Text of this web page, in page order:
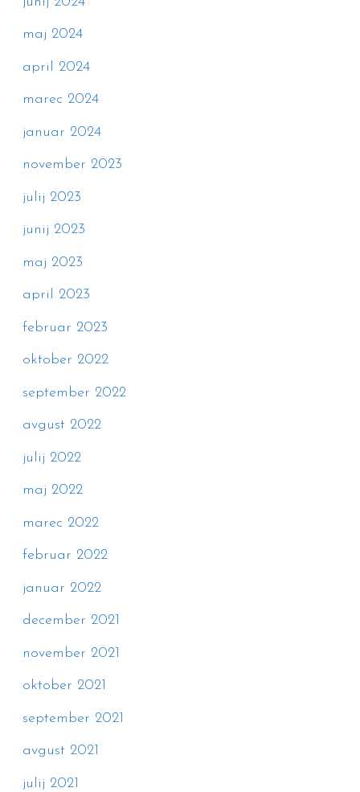
maj 2024
april 2024
marec 2024
januar 2024
november 2023
julij 2023
junij 2023
maj 2023
april 2023
februar 2023
oktober 2022
september 2022
avgust 2022
julij 2022
maj 2022
marec 2022
februar 2022
januar 2022
december 2021
november 2021
oktober 2021
september 2021
avgust 2021
julij 2021